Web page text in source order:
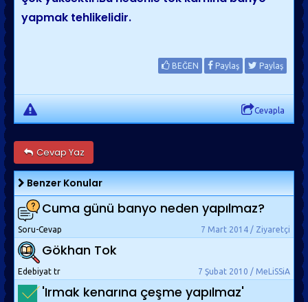
yapmak tehlikelidir.
BEĞEN Paylaş Paylaş
Cevapla
Cevap Yaz
Benzer Konular
Cuma günü banyo neden yapılmaz?
7 Mart 2014 / Ziyaretçi
Soru-Cevap
Gökhan Tok
7 Şubat 2010 / MeLiSSiA
Edebiyat tr
'Irmak kenarına çeşme yapılmaz'